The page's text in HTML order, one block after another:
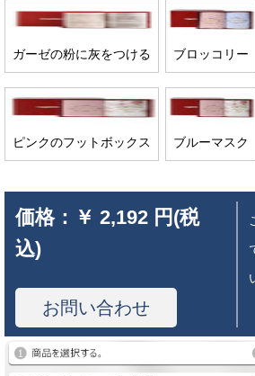
ガーゼの粉に灰をつける ブロッコリー
ピンクのフットボックス ブルーマスク
価格： ￥ 2,192 円(税
込)
お問い合わせ